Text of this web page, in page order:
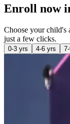
Enroll now in Spring Classes​​​​‌
Choose your child's
just a few clicks.​​​​‌ ‍ ​‍​‍‌‍ ‌ ​‍‌‍‍‌‌‍‌ ‌‍‍‌‌‍ ‍​‍​‍​ ‍‍​‍​‍‌ ​ ‌‍​‌‌‍ ‍‌‍‍‌‌ ‌​‌ ‍‌​‍ ‍‌‍‍‌‌‍ ​‍​‍​‍ ​​‍​‍‌‍‍​‌ ​‍‌‍‌‌‌‍‌‍​‍​‍​ ‍‍​‍​‍‌‍‍​‌ ‌​‌ ‌​‌ ​​‌ ​ ​ ‍‍​‍ ​‍ ‌‍​ ‌‍‍​‌‍‌‌‌‍ ​‌ ​ ‌‍‌‌‌‍​‌‌ ​​‌‍‍‌‌‍‌‌‌ ​‍‌ ​ ​‍ ‍‌ ​ ‌‍​‌‌‍ ‍‌‍‍‌‌ ‌​‌ ‍‌​‍ ‍‌ ​ ‌ ‌​‌ ‌‌‌‍‌​‌‍‍‌‌‍ ​‍ ‌‍‍‌‌‍ ‍‌ ‌​‌‍‌‌‌‍ ‍‌ ‌​​‍ ‌‍‌‌‌‍‌​‌‍‍‌‌ ‌​​‍ ‌‍ ‌‌‍ ‌‍‌​‌‍‌‌​ ‌‌ ​​‌ ​‍‌‍‌‌‌ ​ ‌‍‌‌‌‍ ‍‌ ‌​‌‍​‌‌ ‌​‌‍‍‌‌‍ ‌‍ ‍​ ‍ ‌‍‍‌‌‍‌​​ ‌​ ‍‌​ ‍‌​ ​​​ ‍‌‌‍‌‌​ ‌‌‌‍‌​​ ‌‌​‍ ‌‌‍‌‍​ ​‍‌‍​‌​ ‍‌​‍ ‌​ ‌​​ ‍​‌‍‌‍‌‍​ ​‍ ‌‌‍​‌​ ‌ ​ ‍​​ ‌‌​‍ ‌‌‍​‍​ ‌‌‌‍‌​​ ‌ ​ ‌ ​ ​‍​ ‌‌​ ‌‍​ ‍​​ ​‌​ ​‌‌‍​‍​ ‍ ‌ ‌​‌ ‍‌‌ ​​‌‍‌‌​ ‌‌ ‌‍‌‍‌‌‌‍ ‍‌ ‌‌‌‍‌‌‌‌​ ‌‍ ​‌ ‌‌‌‍‌ ‌‌​​‌‍​‌‌‍‌ ‌‍‌‌​ ‍ ‌ ​​‌‍​‌‌ ‌​‌‍‍​​ ‌‌ ​​‌‍​‌‌‍‌ ‌‍‌‌‌​​‍‌ ‌‌‌‍‍‌‌‍ ​‌‍‌​‌‍‌‌‌ ​‍​‍‌‌​ ‌‌‌​​‍‌‌ ‌‍‍ ‌‍‌‌‌ ‍‌​‍‌‌​ ​ ‌​‌​​‍‌‌​ ​ ‌​‌​​‍‌‌​ ​‍​ ​‍​ ​​​ ‌‌‌‍​ ​ ‍‌​ ‌ ​ ​​​ ‍‌​ ‌ ​ ‌‍​ ​‍​ ​‍​ ​‌​‍‌‌​ ​‍​ ​‍​‍‌‌​ ‌‌‌​‌​​‍ ‍‌ ​ ‌ ‌‌‌‍​‍‌ ‌​‌‍‍‌‌ ‌​‌‍ ​‌‍‌‌​ ‌‍​‍‌‍​‌‌ ​ ‌‍‌‌‌‌‌‌‌ ​‍‌‍ ​​ ‌‌‍‍​‌ ‌​‌ ‌​‌ ​​‌ ​ ​‍‌‌​ ​ ‌​​‌​‍‌‌​ ​‍‌​‌‍​‍‌‌​ ​‍‌​‌‍‌‍​ ‌‍‍​‌‍‌‌‌‍ ​‌ ​ ‌‍‌‌‌‍​‌‌ ​​‌‍‍‌‌‍‌‌‌ ​‍‌ ​ ​‍ ‍‌ ​ ‌‍​‌‌‍ ‍‌‍‍‌‌ ‌​‌ ‍‌​‍ ‍‌ ​ ‌ ‌​‌ ‌‌‌‍‌​‌‍‍‌‌‍ ​‍‌‍‌‍‍‌‌‍‌​​ ‌​ ‍‌​ ‍‌​ ​​​ ‍‌‌‍‌‌​ ‌‌‌‍‌​​ ‌‌​‍ ‌‌‍‌‍​ ​‍‌‍​‌​ ‍‌​‍ ‌​ ‌​​ ‍​‌‍‌‍‌‍​ ​‍ ‌‌‍​‌​ ‌ ​ ‍​​ ‌‌​‍ ‌‌‍​‍​ ‌‌‌‍‌​​ ‌ ​ ‌ ​ ​‍​ ‌‌​ ‌‍​ ‍​​ ​‌​ ​‌‌‍​‍​‍‌‍‌ ‌​‌ ‍‌‌ ​​‌‍‌‌​ ‌‌ ‌‍‌‍‌‌‌‍ ‍‌ ‌‌‌‍‌‌‌‌​ ‌‍ ​‌ ‌‌‌‍‌ ‌‌​​‌‍​‌‌‍‌ ‌‍‌‌​‍‌‍‌ ​​‌‍​‌‌ ‌​‌‍‍​​ ‌‌ ​​‌‍​‌‌‍‌ ‌‍‌‌‌​​‍‌ ‌‌‌‍‍‌‌‍ ​‌‍‌​‌‍‌‌‌ ​‍​‍‌‌​ ‌‌‌​​‍‌‌ ‌‍‍ ‌‍‌‌‌ ‍‌​‍‌‌​ ​ ‌​‌​​‍‌‌​ ​ ‌​‌​​‍‌‌​ ​‍​ ​‍​ ​​​ ‌‌‌‍​ ​ ‍‌​ ‌ ​ ​​​ ‍‌​ ‌ ​ ‌‍​ ​‍​ ​‍​ ​‌​‍‌‌​ ​‍​ ​‍​‍‌‌​ ‌‌‌​‌​​‍ ‍‌ ​ ‌ ‌‌‌‍​‍‌ ‌​‌‍‍‌‌ ‌​‌‍ ​‌‍‌‌​‍‌‍‌ ​​‌‍‌‌‌ ​‍‌ ​ ‌ ​​‌‍‌‌‌‍​ ‌ ‌​‌‍‍‌‌ ‌‍‌‍‌‌​ ‌‌ ​​‌ ‌‌‌‍​‍‌‍ ​‌‍‍‌‌ ​ ‌‍‍​‌‍‌‌‌‍‌​​‍​‍‌ ‌
0-3 yrs​​​​‌ ‍ ​‍​‍‌‍ ‌ ​‍‌‍‍‌‌‍‌ ‌‍‍‌‌‍ ‍​‍​‍​ ‍‍​‍​‍‌ ​ ‌‍​‌‌‍ ‍‌‍‍‌‌ ‌​‌ ‍‌​‍ ‍‌‍‍‌‌‍ ​‍​‍​‍ ​​‍​‍‌‍‍​‌ ​‍‌‍‌‌‌‍‌‍​‍​‍​ ‍‍​‍​‍‌‍‍​‌ ‌​‌ ‌​‌ ​​‌ ​ ​ ‍‍​‍ ​‍ ‌‍​ ‌‍‍​‌‍‌‌‌‍ ​‌ ​ ‌‍‌‌‌‍​‌‌ ​​‌‍‍‌‌‍‌‌‌ ​‍‌ ​ ​‍ ‍‌ ​ ‌‍​‌‌‍ ‍‌‍‍‌‌ ‌​‌ ‍‌​‍ ‍‌ ​ ‌ ‌​‌ ‌‌‌‍‌​‌‍‍‌‌‍ ​‍ ‌‍‍‌‌‍ ‍‌ ‌​‌‍‌‌‌‍ ‍‌ ‌​​‍ ‌‍‌‌‌‍‌​‌‍‍‌‌ ‌​​‍ ‌‍ ‌‌‍ ‌‍‌​‌‍‌‌​ ‌‌ ​​‌ ​‍‌‍‌‌‌ ​ ‌‍‌‌‌‍ ‍‌ ‌​‌‍​‌‌ ‌​‌‍‍‌‌‍ ‌‍ ‍​ ‍ ‌‍‍‌‌‍‌​​ ‌​ ‍‌​ ‍‌​ ​​​ ‍‌‌‍‌‌​ ‌‌‌‍‌​​ ‌‌​‍ ‌‌‍‌‍​ ​‍‌‍​‌​ ‍‌​‍ ‌​ ‌​​ ‍​‌‍‌‍‌‍​ ​‍ ‌‌‍​‌​ ‌ ​ ‍​​ ‌‌​‍ ‌‌‍​‍​ ‌‌‌‍‌​​ ‌ ​ ‌ ​ ​‍​ ‌‌​ ‌‍​ ‍​​ ​‌​ ​‌‌‍​‍​ ‍ ‌ ‌​‌ ‍‌‌ ​​‌‍‌‌​ ‌‌ ‌‍‌‍‌‌‌‍ ‍‌ ‌‌‌‍‌‌‌‌​ ‌‍ ​‌ ‌‌‌‍‌ ‌‌​​‌‍​‌‌‍‌ ‌‍‌‌​ ‍ ‌ ​​‌‍​‌‌ ‌​‌‍‍​​ ‌‌ ​​‌‍​‌‌‍‌ ‌‍‌‌‌​​‍‌ ‌‌‌‍‍‌‌‍ ​‌‍‌​‌‍‌‌‌ ​‍​‍‌‌​ ‌‌‌​​‍‌‌ ‌‍‍ ‌‍‌‌‌ ‍‌​‍‌‌​ ​ ‌​‌​​‍‌‌​ ​ ‌​‌​​‍‌‌​ ​‍​ ​‍​ ​​​ ‌‌‌‍​ ​ ‍‌​ ‌ ​ ​​​ ‍‌​ ‌ ​ ‌‍​ ​‍​ ​‍​ ​‌​‍‌‌​ ​‍​ ​‍​‍‌‌​ ‌‌‌​‌​​‍ ‍‌ ‌​‌‍​‌‌‍​‍‌ ​ ​‍‌‌​ ‌‌‌​​‍‌‌ ‌‍‍ ‌‍‌‌‌ ‍‌​‍‌‌​ ​ ‌​‌​​‍‌‌​ ​ ‌​‌​​‍‌‌​ ​‍​ ​‍‌‍‌‌‌‍‌​​ ‌‍‌‍‌​​ ​​​ ​‌​ ‌‌​ ​‍‌‍​‍​ ‌ ‌‍‌‌​ ​‌​‍‌‌​ ​‍​ ​‍​‍‌‌​ ‌‌‌​‌​​‍ ‍‌ ‌​‌‍‍‌‌ ‌​‌‍ ​‌‍‌‌​ ‌‍​‍‌‍​‌‌ ​ ‌‍‌‌‌‌‌‌‌ ​‍‌‍ ​​ ‌‌‍‍​‌ ‌​‌ ‌​‌ ​​‌ ​ ​‍‌‌​ ​ ‌​​‌​‍‌‌​ ​‍‌​‌‍​‍‌‌​ ​‍‌​‌‍‌‍​ ‌‍‍​‌‍‌‌‌‍ ​‌ ​ ‌‍‌‌‌‍​‌‌ ​​‌‍‍‌‌‍‌‌‌ ​‍‌ ​ ​‍ ‍‌ ​ ‌‍​‌‌‍ ‍‌‍‍‌‌ ‌​‌ ‍‌​‍ ‍‌ ​ ‌ ‌​‌ ‌‌‌‍‌​‌‍‍‌‌‍ ​‍‌‍‌‍‍‌‌‍‌​​ ‌​ ‍‌​ ‍‌​ ​​​ ‍‌‌‍‌‌​ ‌‌‌‍‌​​ ‌‌​‍ ‌‌‍‌‍​ ​‍‌‍​‌​ ‍‌​‍ ‌​ ‌​​ ‍​‌‍‌‍‌‍​ ​‍ ‌‌‍​‌​ ‌ ​ ‍​​ ‌‌​‍ ‌‌‍​‍​ ‌‌‌‍‌​​ ‌ ​ ‌ ​ ​‍​ ‌‌​ ‌‍​ ‍​​ ​‌​ ​‌‌‍​‍​‍‌‍‌ ‌​‌ ‍‌‌ ​​‌‍‌‌​ ‌‌ ‌‍‌‍‌‌‌‍ ‍‌ ‌‌‌‍‌‌‌‌​ ‌‍ ​‌ ‌‌‌‍‌ ‌‌​​‌‍​‌‌‍‌ ‌‍‌‌​‍‌‍‌ ​​‌‍​‌‌ ‌​‌‍‍​​ ‌‌ ​​‌‍​‌‌‍‌ ‌‍‌‌‌​​‍‌ ‌‌‌‍‍‌‌‍ ​‌‍‌​‌‍‌‌‌ ​‍​‍‌‌​ ‌‌‌​​‍‌‌ ‌‍‍ ‌‍‌‌‌ ‍‌​‍‌‌​ ​ ‌​‌​​‍‌‌​ ​ ‌​‌​​‍‌‌​ ​‍​ ​‍​ ​​​ ‌‌‌‍​ ​ ‍‌​ ‌ ​ ​​​ ‍‌​ ‌ ​ ‌‍​ ​‍​ ​‍​ ​‌​‍‌‌​ ​‍​ ​‍​‍‌‌​ ‌‌‌​‌​​‍ ‍‌ ‌​‌‍​‌‌‍​‍‌ ​ ​‍‌‌​ ‌‌‌​​‍‌‌ ‌‍‍ ‌‍‌‌‌ ‍‌​‍‌‌​ ​ ‌​‌​​‍‌‌​ ​ ‌​‌​​‍‌‌​ ​‍​ ​‍‌‍‌‌‌‍‌​​ ‌‍‌‍‌​​ ​​​ ​‌​ ‌‌​ ​‍‌‍​‍​ ‌ ‌‍‌‌​ ​‌​‍‌‌​ ​‍​ ​‍​‍‌‌​ ‌‌‌​‌​​‍ ‍‌ ‌​‌‍‍‌‌ ‌​‌‍ ​‌‍‌‌​‍‌‍‌ ​​‌‍‌‌‌ ​‍‌ ​ ‌ ​​‌‍‌‌‌‍​ ‌ ‌​‌‍‍‌‌ ‌‍‌‍‌‌​ ‌‌ ​​‌ ‌‌‌‍​‍‌‍ ​‌‍‍‌‌ ​ ‌‍‍​‌‍‌‌‌‍‌​​‍​‍‌ ‌ 4-6 yrs​​​​‌ ‍ ​‍​‍‌‍ ‌ ​‍‌‍‍‌‌‍‌ ‌‍‍‌‌‍ ‍​‍​‍​ ‍‍​‍​‍‌ ​ ‌‍​‌‌‍ ‍‌‍‍‌‌ ‌​‌ ‍‌​‍ ‍‌‍‍‌‌‍ ​‍​‍​‍ ​​‍​‍‌‍‍​‌ ​‍‌‍‌‌‌‍‌‍​‍​‍​ ‍‍​‍​‍‌‍‍​‌ ‌​‌ ‌​‌ ​​‌ ​ ​ ‍‍​‍ ​‍ ‌‍​ ‌‍‍​‌‍‌‌‌‍ ​‌ ​ ‌‍‌‌‌‍​‌‌ ​​‌‍‍‌‌‍‌‌‌ ​‍‌ ​ ​‍ ‍‌ ​ ‌‍​‌‌‍ ‍‌‍‍‌‌ ‌​‌ ‍‌​‍ ‍‌ ​ ‌ ‌​‌ ‌‌‌‍‌​‌‍‍‌‌‍ ​‍ ‌‍‍‌‌‍ ‍‌ ‌​‌‍‌‌‌‍ ‍‌ ‌​​‍ ‌‍‌‌‌‍‌​‌‍‍‌‌ ‌​​‍ ‌‍ ‌‌‍ ‌‍‌​‌‍‌‌​ ‌‌ ​​‌ ​‍‌‍‌‌‌ ​ ‌‍‌‌‌‍ ‍‌ ‌​‌‍​‌‌ ‌​‌‍‍‌‌‍ ‌‍ ‍​ ‍ ‌‍‍‌‌‍‌​​ ‌​ ‍‌​ ‍‌​ ​​​ ‍‌‌‍‌‌​ ‌‌‌‍‌​​ ‌‌​‍ ‌‌‍‌‍​ ​‍‌‍​‌​ ‍‌​‍ ‌​ ‌​​ ‍​‌‍‌‍‌‍​ ​‍ ‌‌‍​‌​ ‌ ​ ‍​​ ‌‌​‍ ‌‌‍​‍​ ‌‌‌‍‌​​ ‌ ​ ‌ ​ ​‍​ ‌‌​ ‌‍​ ‍​​ ​‌​ ​‌‌‍​‍​ ‍ ‌ ‌​‌ ‍‌‌ ​​‌‍‌‌​ ‌‌ ‌‍‌‍‌‌‌‍ ‍‌ ‌‌‌‍‌‌‌‌​ ‌‍ ​‌ ‌‌‌‍‌ ‌‌​​‌‍​‌‌‍‌ ‌‍‌‌​ ‍ ‌ ​​‌‍​‌‌ ‌​‌‍‍​​ ‌‌ ​​‌‍​‌‌‍‌ ‌‍‌‌‌​​‍‌ ‌‌‌‍‍‌‌‍ ​‌‍‌​‌‍‌‌‌ ​‍​‍‌‌​ ‌‌‌​​‍‌‌ ‌‍‍ ‌‍‌‌‌ ‍‌​‍‌‌​ ​ ‌​‌​​‍‌‌​ ​ ‌​‌​​‍‌‌​ ​‍​ ​‍​ ​​​ ‌‌‌‍​ ​ ‍‌​ ‌ ​ ​​​ ‍‌​ ‌ ​ ‌‍​ ​‍​ ​‍​ ​‌​‍‌‌​ ​‍​ ​‍​‍‌‌​ ‌‌‌​‌​​‍ ‍‌ ‌​‌‍​‌‌‍​‍‌ ​ ​‍‌‌​ ‌‌‌​​‍‌‌ ‌‍‍ ‌‍‌‌‌ ‍‌​‍‌‌​ ​ ‌​‌​​‍‌‌​ ​ ‌​‌​​‍‌‌​ ​‍​ ​‍​ ‍‌​ ​‍​ ‍​​ ‌‍‌‍​‍‌‍​‍​ ‍‌​ ​‍​ ‌ ​ ‌ ​ ‌​​ ‌ ​‍‌‌​ ​‍​ ​‍​‍‌‌​ ‌‌‌​‌​​‍ ‍‌ ‌​‌‍‍‌‌ ‌​‌‍ ​‌‍‌‌​ ‌‍​‍‌‍​‌‌ ​ ‌‍‌‌‌‌‌‌‌ ​‍‌‍ ​​ ‌‌‍‍​‌ ‌​‌ ‌​‌ ​​‌ ​ ​‍‌‌​ ​ ‌​​‌​‍‌‌​ ​‍‌​‌‍​‍‌‌​ ​‍‌​‌‍‌‍​ ‌‍‍​‌‍‌‌‌‍ ​‌ ​ ‌‍‌‌‌‍​‌‌ ​​‌‍‍‌‌‍‌‌‌ ​‍‌ ​ ​‍ ‍‌ ​ ‌‍​‌‌‍ ‍‌‍‍‌‌ ‌​‌ ‍‌​‍ ‍‌ ​ ‌ ‌​‌ ‌‌‌‍‌​‌‍‍‌‌‍ ​‍‌‍‌‍‍‌‌‍‌​​ ‌​ ‍‌​ ‍‌​ ​​​ ‍‌‌‍‌‌​ ‌‌‌‍‌​​ ‌‌​‍ ‌‌‍‌‍​ ​‍‌‍​‌​ ‍‌​‍ ‌​ ‌​​ ‍​‌‍‌‍‌‍​ ​‍ ‌‌‍​‌​ ‌ ​ ‍​​ ‌‌​‍ ‌‌‍​‍​ ‌‌‌‍‌​​ ‌ ​ ‌ ​ ​‍​ ‌‌​ ‌‍​ ‍​​ ​‌​ ​‌‌‍​‍​‍‌‍‌ ‌​‌ ‍‌‌ ​​‌‍‌‌​ ‌‌ ‌‍‌‍‌‌‌‍ ‍‌ ‌‌‌‍‌‌‌‌​ ‌‍ ​‌ ‌‌‌‍‌ ‌‌​​‌‍​‌‌‍‌ ‌‍‌‌​‍‌‍‌ ​​‌‍​‌‌ ‌​‌‍‍​​ ‌‌ ​​‌‍​‌‌‍‌ ‌‍‌‌‌​​‍‌ ‌‌‌‍‍‌‌‍ ​‌‍‌​‌‍‌‌‌ ​‍​‍‌‌​ ‌‌‌​​‍‌‌ ‌‍‍ ‌‍‌‌‌ ‍‌​‍‌‌​ ​ ‌​‌​​‍‌‌​ ​ ‌​‌​​‍‌‌​ ​‍​ ​‍​ ​​​ ‌‌‌‍​ ​ ‍‌​ ‌ ​ ​​​ ‍‌​ ‌ ​ ‌‍​ ​‍​ ​‍​ ​‌​‍‌‌​ ​‍​ ​‍​‍‌‌​ ‌‌‌​‌​​‍ ‍‌ ‌​‌‍​‌‌‍​‍‌ ​ ​‍‌‌​ ‌‌‌​​‍‌‌ ‌‍‍ ‌‍‌‌‌ ‍‌​‍‌‌​ ​ ‌​‌​​‍‌‌​ ​ ‌​‌​​‍‌‌​ ​‍​ ​‍​ ‍‌​ ​‍​ ‍​​ ‌‍‌‍​‍‌‍​‍​ ‍‌​ ​‍​ ‌ ​ ‌ ​ ‌​​ ‌ ​‍‌‌​ ​‍​ ​‍​‍‌‌​ ‌‌‌​‌​​‍ ‍‌ ‌​‌‍‍‌‌ ‌​‌‍ ​‌‍‌‌​‍‌‍‌ ​​‌‍‌‌‌ ​‍‌ ​ ‌ ​​‌‍‌‌‌‍​ ‌ ‌​‌‍‍‌‌ ‌‍‌‍‌‌​ ‌‌ ​​‌ ‌‌‌‍​‍‌‍ ​‌‍‍‌‌ ​ ‌‍‍​‌‍‌‌‌‍‌​​‍​‍‌ ‌ 7-9 yrs​​​​‌